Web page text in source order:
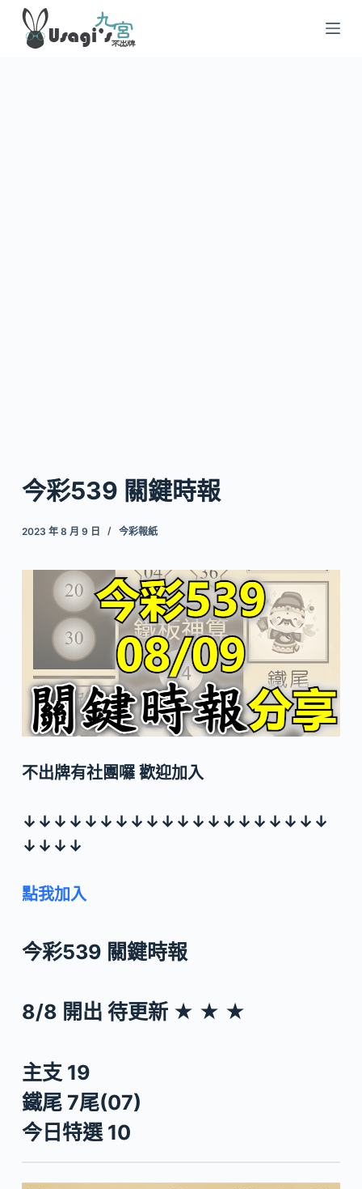
跳
至
今彩539 關鍵時報
2023 年 8 月 9 日 今彩報紙
不出牌有社團囉 歡迎加入
↓↓↓↓↓↓↓↓↓↓↓↓↓↓↓↓↓↓↓↓
↓↓↓↓
點我加入
今彩539 關鍵時報
8/8 開出 待更新 ★ ★ ★
主支 19
鐵尾 7尾(07)
今日特選 10